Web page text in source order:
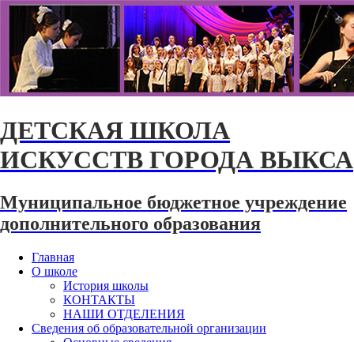
ДЕТСКАЯ ШКОЛА
ИСКУССТВ ГОРОДА ВЫКСА
Муниципальное бюджетное учреждение
дополнительного образования
Главная
О школе
История школы
КОНТАКТЫ
НАШИ ОТДЕЛЕНИЯ
Сведения об образовательной организации